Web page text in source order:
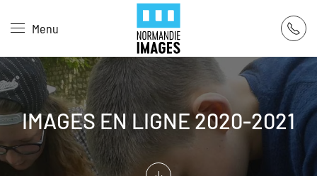
Skip to main content
Menu
IMAGES EN LIGNE 2020-2021
Panneau de gestion des cookies